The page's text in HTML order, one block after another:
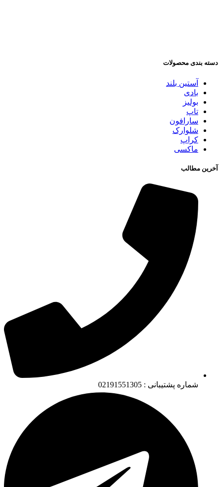
دسته بندی محصولات
آستین بلند
بادی
بولیز
تاپ
سارافون
شلوارک
کراپ
ماکسی
آخرین مطالب
شماره پشتیبانی : 02191551305